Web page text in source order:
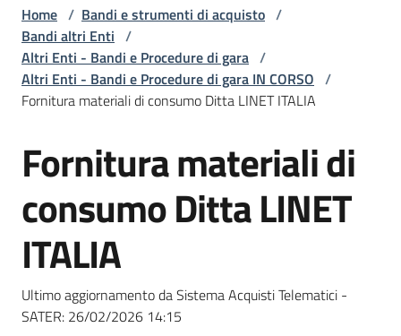
telematici
L'Agenzia
Bandi
strumenti
acquisto
Supporto
Home / Bandi e strumenti di acquisto /
Bandi altri Enti /
Altri Enti - Bandi e Procedure di gara /
Altri Enti - Bandi e Procedure di gara IN CORSO /
Fornitura materiali di consumo Ditta LINET ITALIA
Salta al contenuto
Fornitura materiali di
consumo Ditta LINET
ITALIA
Ultimo aggiornamento da Sistema Acquisti Telematici -
SATER: 26/02/2026 14:15